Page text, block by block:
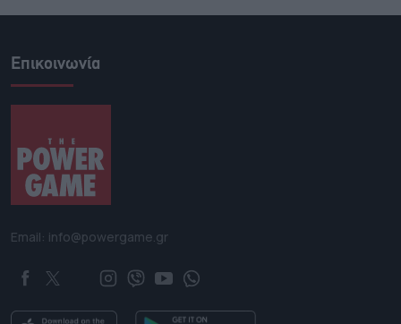
Επικοινωνία
Email: info@powergame.gr